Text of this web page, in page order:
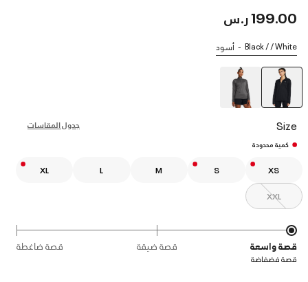
199.00 ر.س
Black / / White أسود
Size جدول المقاسات
كمية محدودة
XS
S
M
L
XL
XXL
قصة واسعة قصة ضيقة قصة ضاغطة
قصة فضفاضة